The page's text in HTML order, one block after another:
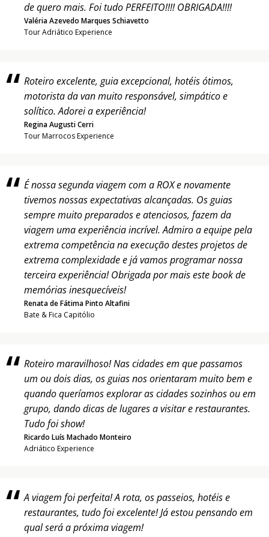
de quero mais. Foi tudo PERFEITO!!!! OBRIGADA!!!!
Valéria Azevedo Marques Schiavetto
Tour Adriático Experience
Roteiro excelente, guia excepcional, hotéis ótimos,
motorista da van muito responsável, simpático e
solítico. Adorei a experiência!
Regina Augusti Cerri
Tour Marrocos Experience
É nossa segunda viagem com a ROX e novamente
tivemos nossas expectativas alcançadas. Os guias
sempre muito preparados e atenciosos, fazem da
viagem uma experiência incrível. Admiro a equipe pela
extrema competência na execução destes projetos de
extrema complexidade e já vamos programar nossa
terceira experiência! Obrigada por mais este book de
memórias inesquecíveis!
Renata de Fátima Pinto Altafini
Bate & Fica Capitólio
Roteiro maravilhoso! Nas cidades em que passamos
um ou dois dias, os guias nos orientaram muito bem e
quando queríamos explorar as cidades sozinhos ou em
grupo, dando dicas de lugares a visitar e restaurantes.
Tudo foi show!
Ricardo Luís Machado Monteiro
Adriático Experience
A viagem foi perfeita! A rota, os passeios, hotéis e
restaurantes, tudo foi excelente! Já estou pensando em
qual será a próxima viagem!